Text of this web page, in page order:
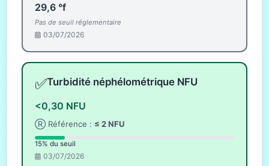
29,6 °f
Pas de seuil réglementaire
03/07/2026
✅Turbidité néphélométrique NFU
<0,30 NFU
Ⓡ Référence : ≤ 2 NFU
15% du seuil
03/07/2026